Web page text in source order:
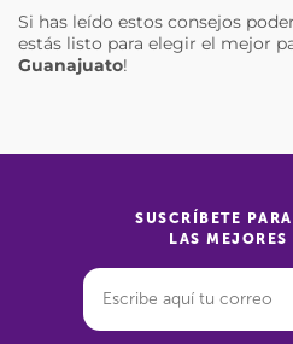
Si has leído estos consejos
estás listo para elegir el mejor
Guanajuato!
SUSCRÍBETE
LAS MEJORES